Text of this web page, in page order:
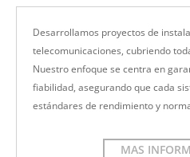
Desarrollamos proyectos de
telecomunicaciones, cubriendo
Nuestro enfoque se centra en
fiabilidad, asegurando que cada
estándares de rendimiento y
MAS